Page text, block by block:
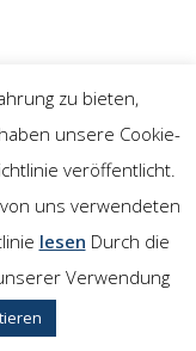
zu bieten,
unsere Cookie-
veröffentlicht.
uns verwendeten
lesen Durch die
Verwendung